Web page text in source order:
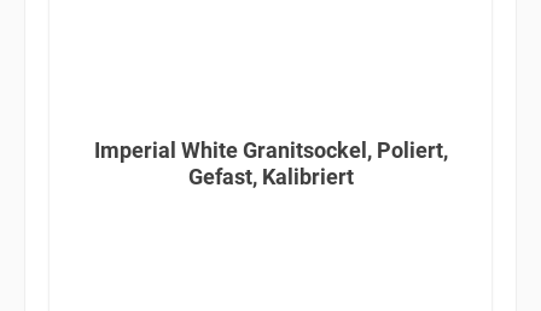
Imperial White Granitsockel, Poliert,
Gefast, Kalibriert